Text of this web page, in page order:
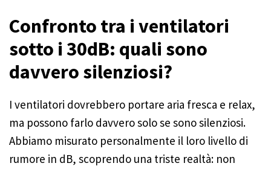
Confronto tra i ventilatori
sotto i 30dB: quali sono
davvero silenziosi?
I ventilatori dovrebbero portare aria fresca e relax,
ma possono farlo davvero solo se sono silenziosi.
Abbiamo misurato personalmente il loro livello di
rumore in dB, scoprendo una triste realtà: non